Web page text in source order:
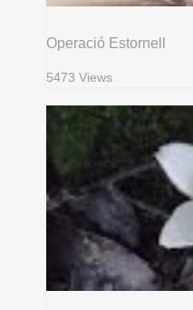
Operació Estornell
5473 Views